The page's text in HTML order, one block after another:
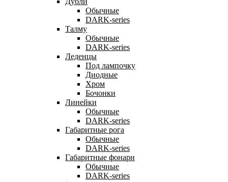
Обычные
DARK-series
Талму
Обычные
DARK-series
Леденцы
Под лампочку
Диодные
Хром
Бочонки
Линейки
Обычные
DARK-series
Габаритные рога
Обычные
DARK-series
Габаритные фонари
Обычные
DARK-series